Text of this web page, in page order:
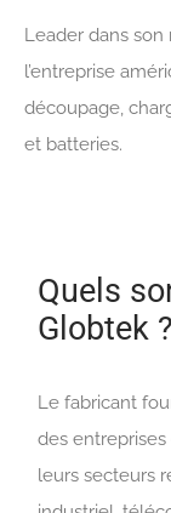
Leader dans
l’entreprise
découpage,
et batteries.
Quels
Globtek ?
Le fabricant
des
leurs secteurs